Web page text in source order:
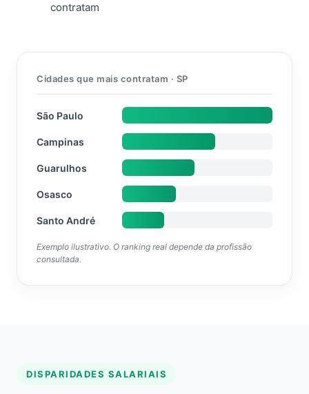
contratam
Cidades que mais contratam · SP
São Paulo
Campinas
Guarulhos
Osasco
Santo André
Exemplo ilustrativo. O ranking real depende da profissão
consultada.
DISPARIDADES SALARIAIS